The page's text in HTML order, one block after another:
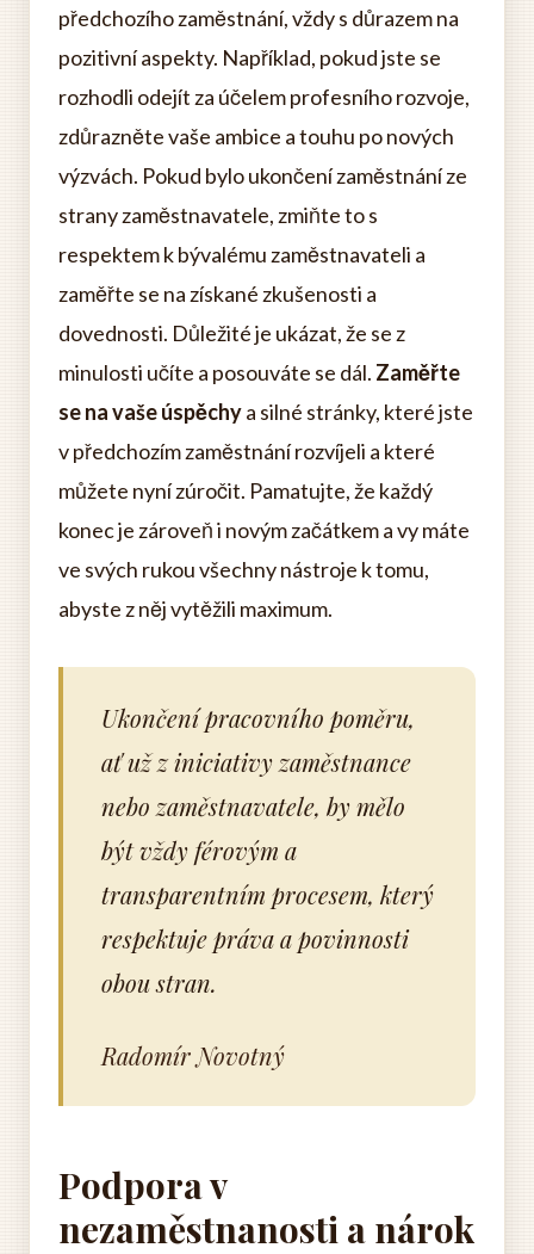
předchozího zaměstnání, vždy s důrazem na
pozitivní aspekty. Například, pokud jste se
rozhodli odejít za účelem profesního rozvoje,
zdůrazněte vaše ambice a touhu po nových
výzvách. Pokud bylo ukončení zaměstnání ze
strany zaměstnavatele, zmiňte to s
respektem k bývalému zaměstnavateli a
zaměřte se na získané zkušenosti a
dovednosti. Důležité je ukázat, že se z
minulosti učíte a posouváte se dál. Zaměřte
se na vaše úspěchya silné stránky, které jste
v předchozím zaměstnání rozvíjeli a které
můžete nyní zúročit. Pamatujte, že každý
konec je zároveň i novým začátkem a vy máte
ve svých rukou všechny nástroje k tomu,
abyste z něj vytěžili maximum.
Ukončení pracovního poměru,
ať už z iniciativy zaměstnance
nebo zaměstnavatele, by mělo
být vždy férovým a
transparentním procesem, který
respektuje práva a povinnosti
obou stran.
Radomír Novotný
Podpora v
nezaměstnanosti a nárok